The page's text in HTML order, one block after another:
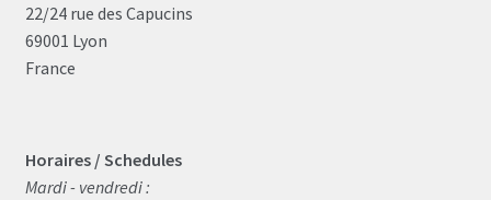
22/24 rue des Capucins
69001 Lyon
France
Horaires / Schedules
Mardi - vendredi :